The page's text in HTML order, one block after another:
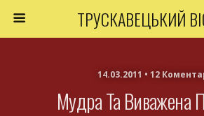
ТРУСКАВЕЦЬКИЙ
14.03.2011 • 12
Мудра Та Виважена